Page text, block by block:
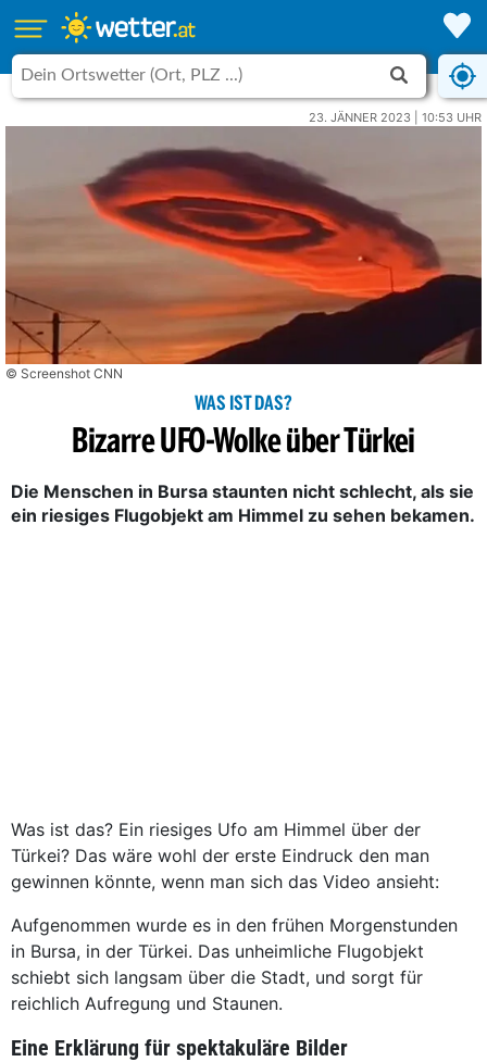
23. JÄNNER 2023 | 10:53 UHR
© Screenshot CNN
WAS IST DAS?
Bizarre UFO-Wolke über Türkei
Die Menschen in Bursa staunten nicht schlecht, als sie
ein riesiges Flugobjekt am Himmel zu sehen bekamen.
Was ist das? Ein riesiges Ufo am Himmel über der
Türkei? Das wäre wohl der erste Eindruck den man
gewinnen könnte, wenn man sich das Video ansieht:
Aufgenommen wurde es in den frühen Morgenstunden
in Bursa, in der Türkei. Das unheimliche Flugobjekt
schiebt sich langsam über die Stadt, und sorgt für
reichlich Aufregung und Staunen.
Eine Erklärung für spektakuläre Bilder